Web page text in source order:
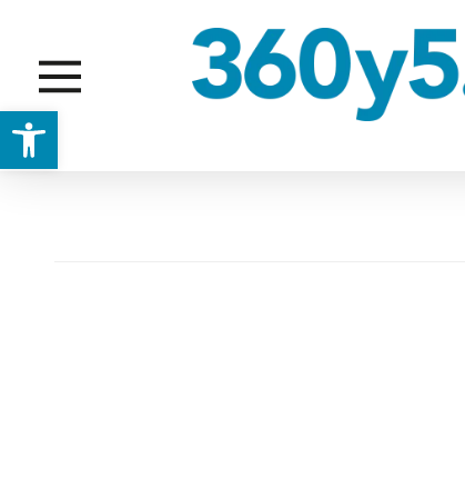
Abrir barra de herramientas